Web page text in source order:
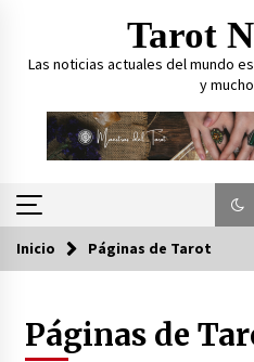
contenido
Tarot
Las noticias actuales del mundo
y
Tendencia ahora
Curarse
27 de marzo
Inicio Páginas de Tarot
Páginas de